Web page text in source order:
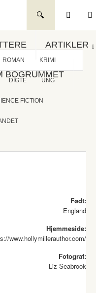
ARTIKLER
BOGRUMMET
ROMAN KRIMI
DIGTE UNG
FICTION
Født:
England
Hjemmeside:
www.hollymillerauthor.com/
Fotograf:
Liz Seabrook